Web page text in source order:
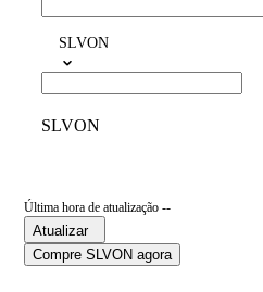
SLVON
SLVON
Última hora de atualização --
Atualizar
Compre SLVON agora